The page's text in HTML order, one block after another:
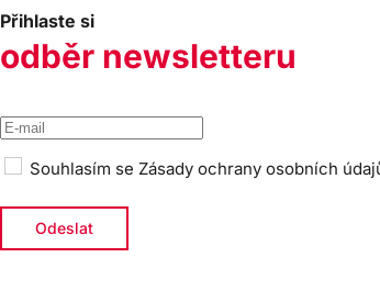
Přihlaste si
odběr newsletteru
Souhlasím se Zásady ochrany osobních